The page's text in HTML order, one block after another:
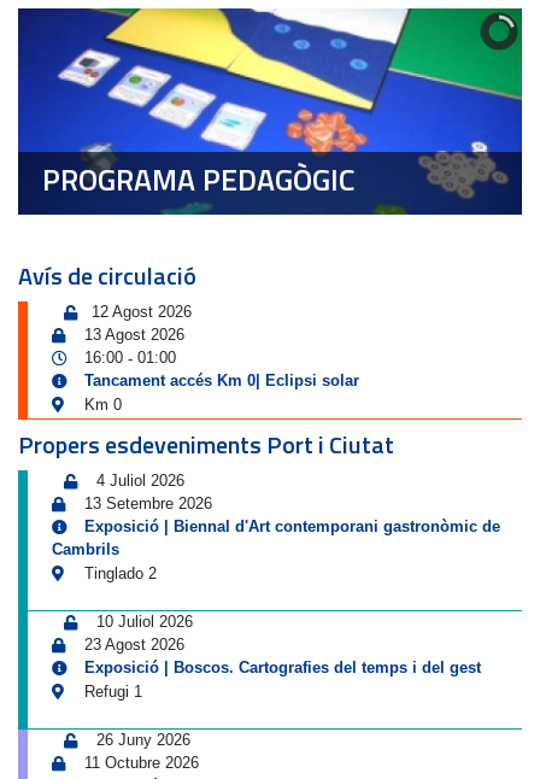
PROGRAMA PEDAGÒGIC
Avís de circulació
12 Agost 2026
13 Agost 2026
16:00 - 01:00
Tancament accés Km 0| Eclipsi solar
Km 0
Propers esdeveniments Port i Ciutat
4 Juliol 2026
13 Setembre 2026
Exposició | Biennal d'Art contemporani gastronòmic de
Cambrils
Tinglado 2
10 Juliol 2026
23 Agost 2026
Exposició | Boscos. Cartografies del temps i del gest
Refugi 1
26 Juny 2026
11 Octubre 2026